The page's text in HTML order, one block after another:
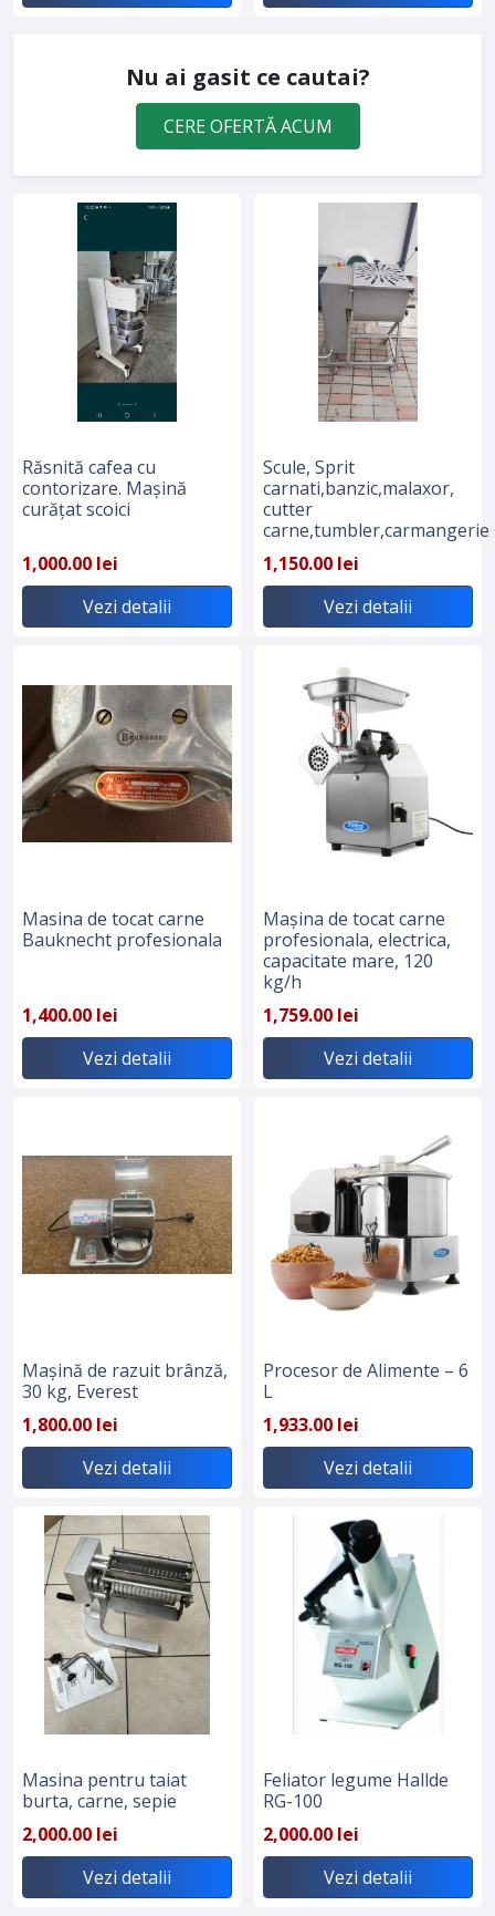
Nu ai gasit ce cautai?
CERE OFERTĂ ACUM
Răsnită cafea cu
contorizare. Mașină
curățat scoici
1,000.00 lei
Vezi detalii
Scule, Sprit
carnati,banzic,malaxor,
cutter
carne,tumbler,carmangerie
1,150.00 lei
Vezi detalii
Masina de tocat carne
Bauknecht profesionala
1,400.00 lei
Vezi detalii
Mașina de tocat carne
profesionala, electrica,
capacitate mare, 120
kg/h
1,759.00 lei
Vezi detalii
Mașină de razuit brânză,
30 kg, Everest
1,800.00 lei
Vezi detalii
Procesor de Alimente – 6
L
1,933.00 lei
Vezi detalii
Masina pentru taiat
burta, carne, sepie
2,000.00 lei
Vezi detalii
Feliator legume Hallde
RG-100
2,000.00 lei
Vezi detalii